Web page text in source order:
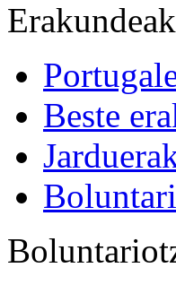
Erakundeak
Beste